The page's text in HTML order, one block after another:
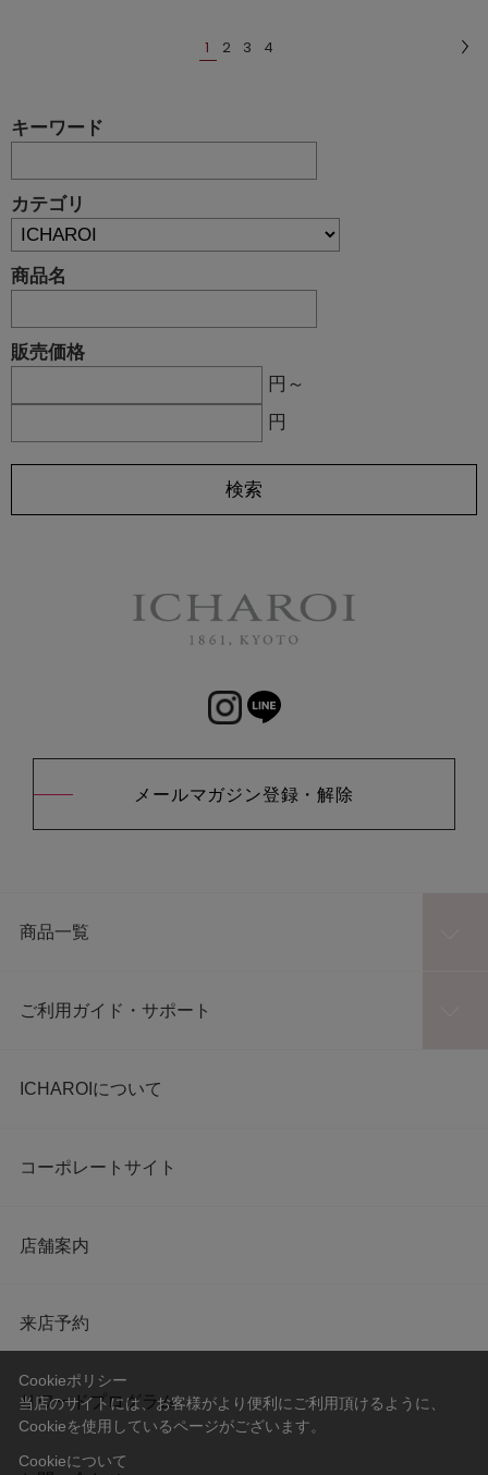
1 2 3 4
キーワード
カテゴリ
商品名
販売価格
円～
円
メールマガジン登録・解除
商品一覧
ご利用ガイド・サポート
ICHAROIについて
コーポレートサイト
店舗案内
来店予約
リワードプログラム
Cookieポリシー
当店のサイトには、お客様がより便利にご利用頂けるように、
Cookieを使用しているページがございます。
Cookieについて